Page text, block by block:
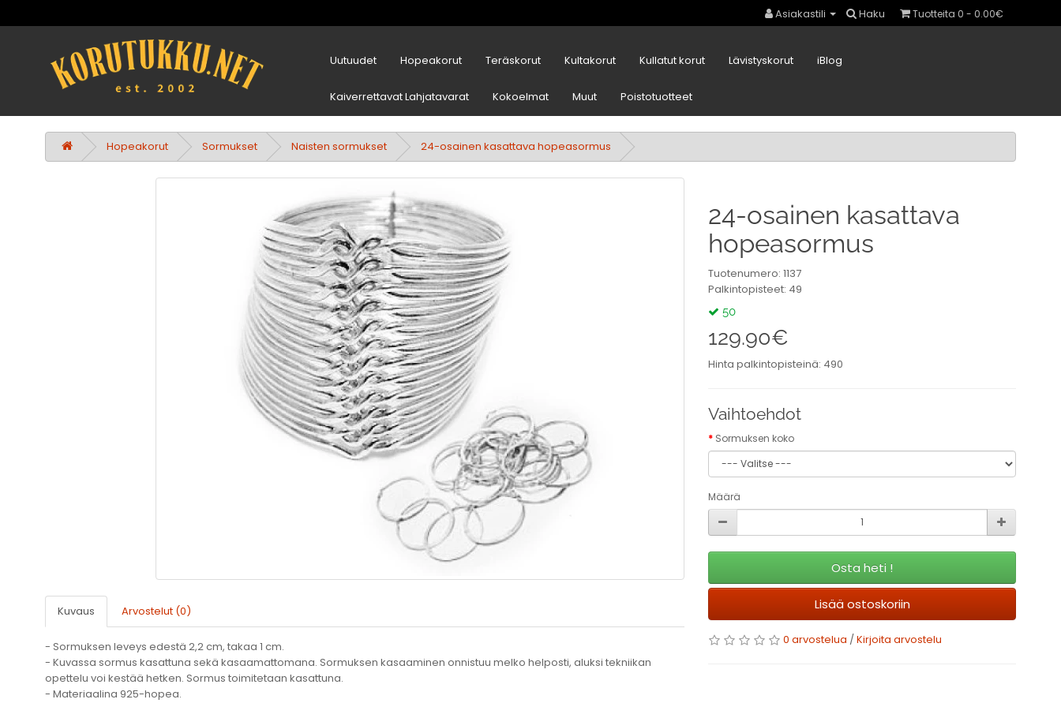
Asiakastili Haku Tuotteita 0 - 0.00€
Uutuudet Hopeakorut Teräskorut Kultakorut Kullatut korut Lävistyskorut iBlog
Kaiverrettavat Lahjatavarat Kokoelmat Muut Poistotuotteet
Hopeakorut Sormukset Naisten sormukset 24-osainen kasattava hopeasormus
Kuvaus Arvostelut (0)
- Sormuksen leveys edestä 2,2 cm, takaa 1 cm.
- Kuvassa sormus kasattuna sekä kasaamattomana. Sormuksen kasaaminen onnistuu melko helposti, aluksi tekniikan
opettelu voi kestää hetken. Sormus toimitetaan kasattuna.
- Materiaalina 925-hopea.
24-osainen kasattava
hopeasormus
Tuotenumero: 1137
Palkintopisteet: 49
50
129.90€
Hinta palkintopisteinä: 490
Vaihtoehdot
Sormuksen koko
Määrä
Osta heti !
Lisää ostoskoriin
0 arvostelua / Kirjoita arvostelu